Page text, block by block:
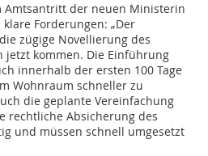
Amtsantritt der neuen Ministerin
Forderungen: „Der
zügige Novellierung des
jetzt kommen. Die Einführung
innerhalb der ersten 100 Tage
Wohnraum schneller zu
die geplante Vereinfachung
rechtliche Absicherung des
und müssen schnell umgesetzt